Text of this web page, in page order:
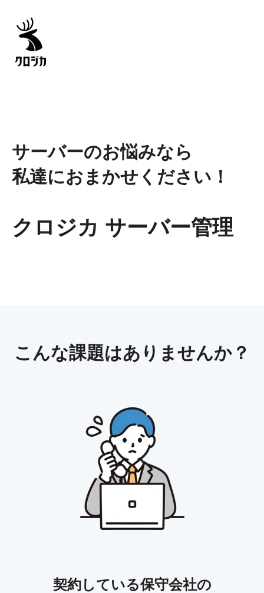
サーバーのお悩みなら
私達におまかせください！
クロジカ サーバー管理
こんな課題はありませんか？
契約している保守会社の